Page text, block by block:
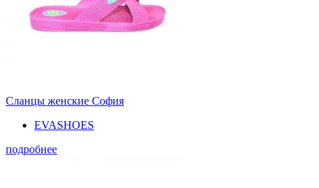
Сланцы женские София
EVASHOES
подробнее